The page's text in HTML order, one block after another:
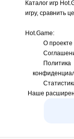
Каталог игр
игру, сравнить
Hot.Game:
О проекте
Политика
Наше